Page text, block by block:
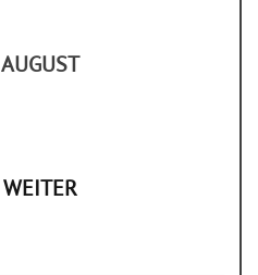
AUGUST
WEITER